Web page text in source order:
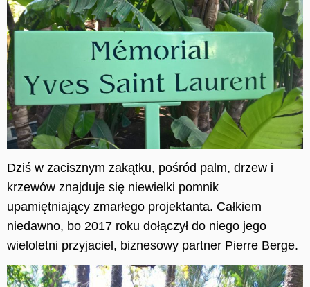
Dziś w zacisznym zakątku, pośród palm, drzew i
krzewów znajduje się niewielki pomnik
upamiętniający zmarłego projektanta. Całkiem
niedawno, bo 2017 roku dołączył do niego jego
wieloletni przyjaciel, biznesowy partner Pierre Berge.